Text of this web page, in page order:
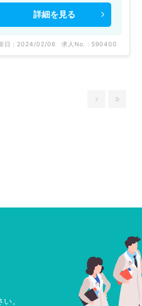
詳細を 見る
日 : 2024/02/06 求人No. : 590400
。